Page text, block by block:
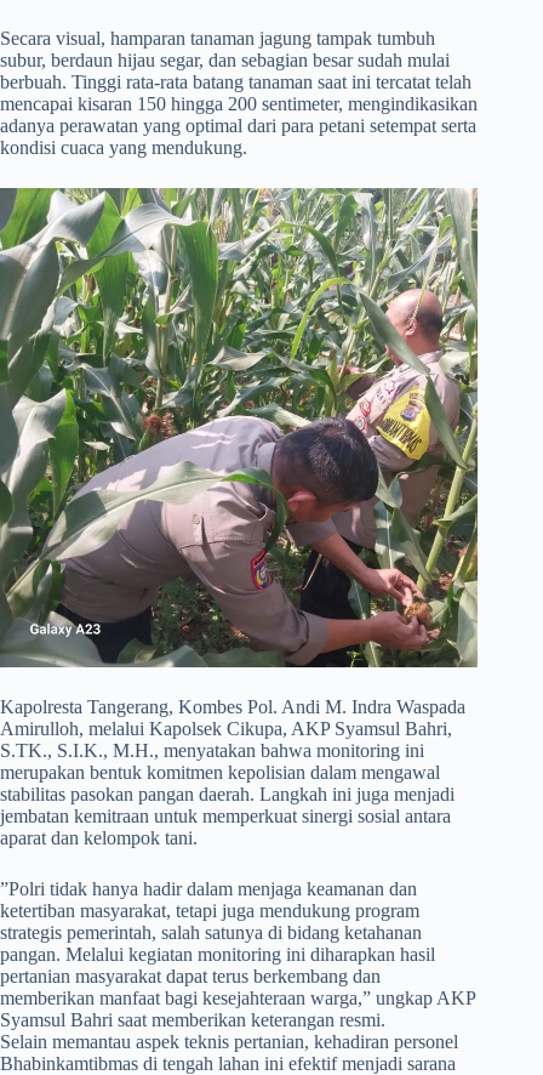
​Secara visual, hamparan tanaman jagung tampak tumbuh
subur, berdaun hijau segar, dan sebagian besar sudah mulai
berbuah. Tinggi rata-rata batang tanaman saat ini tercatat telah
mencapai kisaran 150 hingga 200 sentimeter, mengindikasikan
adanya perawatan yang optimal dari para petani setempat serta
kondisi cuaca yang mendukung.
​Kapolresta Tangerang, Kombes Pol. Andi M. Indra Waspada
Amirulloh, melalui Kapolsek Cikupa, AKP Syamsul Bahri,
S.TK., S.I.K., M.H., menyatakan bahwa monitoring ini
merupakan bentuk komitmen kepolisian dalam mengawal
stabilitas pasokan pangan daerah. Langkah ini juga menjadi
jembatan kemitraan untuk memperkuat sinergi sosial antara
aparat dan kelompok tani.
​”Polri tidak hanya hadir dalam menjaga keamanan dan
ketertiban masyarakat, tetapi juga mendukung program
strategis pemerintah, salah satunya di bidang ketahanan
pangan. Melalui kegiatan monitoring ini diharapkan hasil
pertanian masyarakat dapat terus berkembang dan
memberikan manfaat bagi kesejahteraan warga,” ungkap AKP
Syamsul Bahri saat memberikan keterangan resmi.
Selain memantau aspek teknis pertanian, kehadiran personel
Bhabinkamtibmas di tengah lahan ini efektif menjadi sarana